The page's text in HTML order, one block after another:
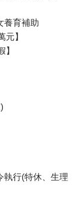
養育補助
】
執行(特休、生理